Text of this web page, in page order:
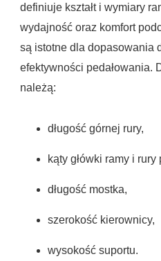
definiuje kształt i wymiary
wydajność oraz komfort
są istotne dla dopasowania
efektywności pedałowania.
należą:
długość górnej rury,
kąty główki ramy i rury
długość mostka,
szerokość kierownicy,
wysokość suportu.